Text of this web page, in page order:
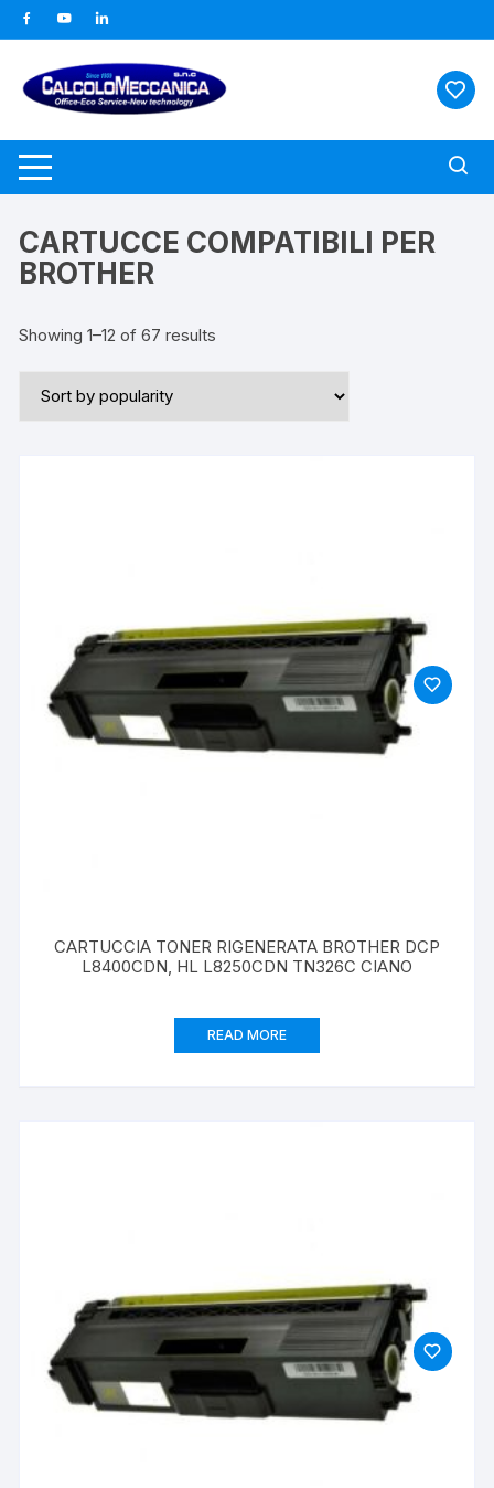
al
contenuto
CARTUCCE COMPATIBILI PER
BROTHER
Showing 1–12 of 67 results
CARTUCCIA TONER RIGENERATA BROTHER DCP
L8400CDN, HL L8250CDN TN326C CIANO
READ MORE